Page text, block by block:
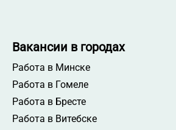
Вакансии в городах
Работа в Минске
Работа в Гомеле
Работа в Бресте
Работа в Витебске